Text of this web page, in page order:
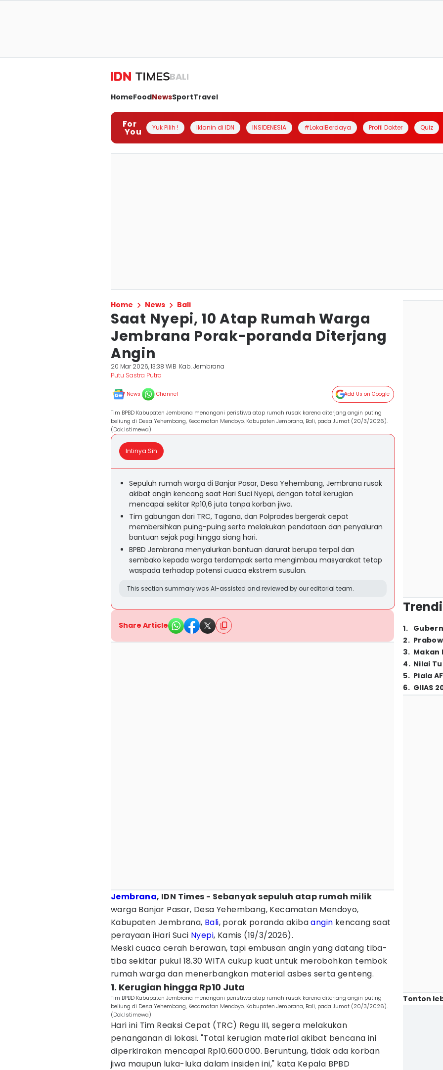
BALI
HomeFoodNewsSportTravel
For
You Yuk Pilih ! Iklanin di IDN INSIDENESIA #LokalBerdaya Profil Dokter Quiz
Home News Bali
Saat Nyepi, 10 Atap Rumah Warga
Jembrana Porak-poranda Diterjang
Angin
20 Mar 2026, 13:38 WIB Kab. Jembrana
Putu Sastra Putra
News Channel Add Us on Google
Tim BPBD Kabupaten Jembrana menangani peristiwa atap rumah rusak karena diterjang angin puting
beliung di Desa Yehembang, Kecamatan Mendoyo, Kabupaten Jembrana, Bali, pada Jumat (20/3/2026).
(Dok.Istimewa)
Intinya Sih
Sepuluh rumah warga di Banjar Pasar, Desa Yehembang, Jembrana rusak
akibat angin kencang saat Hari Suci Nyepi, dengan total kerugian
mencapai sekitar Rp10,6 juta tanpa korban jiwa.
Tim gabungan dari TRC, Tagana, dan Polprades bergerak cepat
membersihkan puing-puing serta melakukan pendataan dan penyaluran
bantuan sejak pagi hingga siang hari.
BPBD Jembrana menyalurkan bantuan darurat berupa terpal dan
sembako kepada warga terdampak serta mengimbau masyarakat tetap
waspada terhadap potensi cuaca ekstrem susulan.
This section summary was AI-assisted and reviewed by our editorial team.
Share Article
Jembrana, IDN Times - Sebanyak sepuluh atap rumah milik
warga Banjar Pasar, Desa Yehembang, Kecamatan Mendoyo,
Kabupaten Jembrana, Bali, porak poranda akibaangin kencang saat
perayaan iHari Suci Nyepi, Kamis (19/3/2026).
Meski cuaca cerah berawan, tapi embusan angin yang datang tiba-
tiba sekitar pukul 18.30 WITA cukup kuat untuk merobohkan tembok
rumah warga dan menerbangkan material asbes serta genteng.
1. Kerugian hingga Rp10 Juta
Tim BPBD Kabupaten Jembrana menangani peristiwa atap rumah rusak karena diterjang angin puting
beliung di Desa Yehembang, Kecamatan Mendoyo, Kabupaten Jembrana, Bali, pada Jumat (20/3/2026).
(Dok.Istimewa)
Hari ini Tim Reaksi Cepat (TRC) Regu III, segera melakukan
penanganan di lokasi. "Total kerugian material akibat bencana ini
diperkirakan mencapai Rp10.600.000. Beruntung, tidak ada korban
jiwa maupun luka-luka dalam insiden ini," kata Kepala BPBD
1.
2.
3. Makan
4. Nilai
5. Piala
6. GIIAS
Tonton